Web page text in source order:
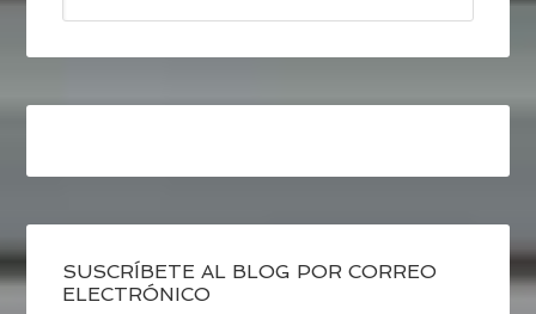
SUSCRÍBETE AL BLOG POR CORREO
ELECTRÓNICO